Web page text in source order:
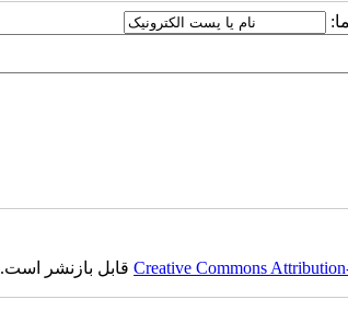
Creative Commonsقابل بازنشر است.